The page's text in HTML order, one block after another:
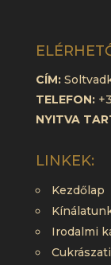
CÍM:
TELEFON:
NYITVA
LINKEK:
Kezdőlap
Irodalmi